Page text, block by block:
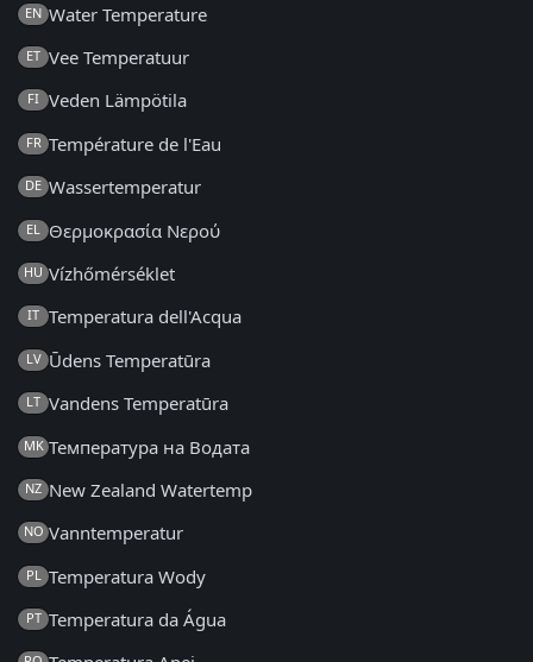
EN Water Temperature
ET Vee Temperatuur
FI Veden Lämpötila
FR Température de l'Eau
DE Wassertemperatur
EL Θερμοκρασία Νερού
HU Vízhőmérséklet
IT Temperatura dell'Acqua
LV Ūdens Temperatūra
LT Vandens Temperatūra
MK Температура на Водата
NZ New Zealand Watertemp
NO Vanntemperatur
PL Temperatura Wody
PT Temperatura da Água